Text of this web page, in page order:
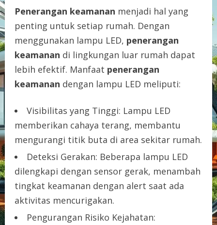
Penerangan keamanan menjadi hal yang
penting untuk setiap rumah. Dengan
menggunakan lampu LED, penerangan
keamanan di lingkungan luar rumah dapat
lebih efektif. Manfaat penerangan
keamanan dengan lampu LED meliputi:
Visibilitas yang Tinggi: Lampu LED
memberikan cahaya terang, membantu
mengurangi titik buta di area sekitar rumah.
Deteksi Gerakan: Beberapa lampu LED
dilengkapi dengan sensor gerak, menambah
tingkat keamanan dengan alert saat ada
aktivitas mencurigakan.
Pengurangan Risiko Kejahatan: